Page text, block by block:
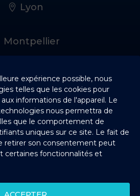
expérience possible, nous
telles que les cookies pour
informations de l'appareil. Le
nous permettra de
que le comportement de
uniques sur ce site. Le fait de
retirer son consentement peut
certaines fonctionnalités et
ACCEPTER
Lyon
Montpellier
Rennes
Bordeaux
Nantes
Lille